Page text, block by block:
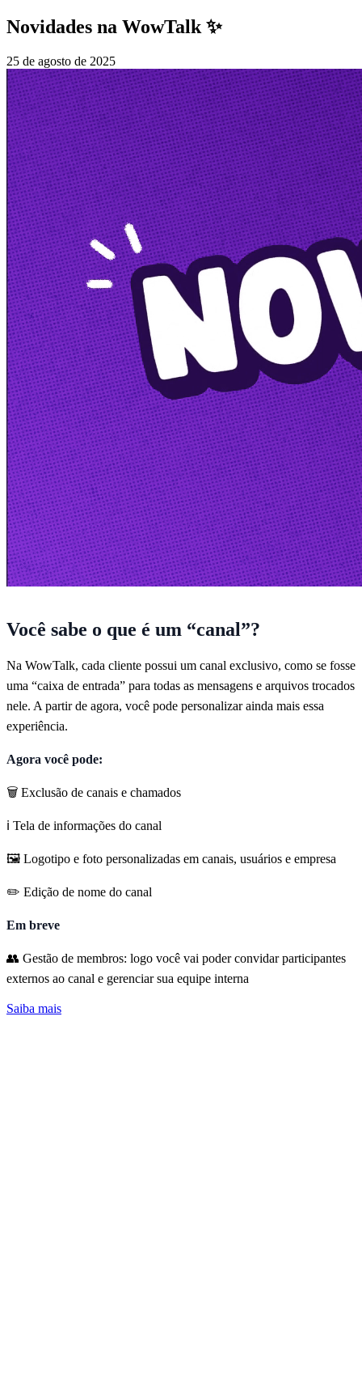
Novidades na WowTalk ✨
25 de agosto de 2025
Você sabe o que é um “canal”?
Na WowTalk, cada cliente possui um canal exclusivo, como se fosse
uma “caixa de entrada” para todas as mensagens e arquivos trocados
nele. A partir de agora, você pode personalizar ainda mais essa
experiência.
Agora você pode:
🗑️ Exclusão de canais e chamados
ℹ️ Tela de informações do canal
🖼️ Logotipo e foto personalizadas em canais, usuários e empresa
✏️ Edição de nome do canal
Em breve
👥 Gestão de membros: logo você vai poder convidar participantes
externos ao canal e gerenciar sua equipe interna
Saiba mais